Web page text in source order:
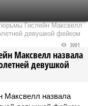
Гислейн Максвелл
девушкой фейком
Максвелл назвала
девушкой
3001